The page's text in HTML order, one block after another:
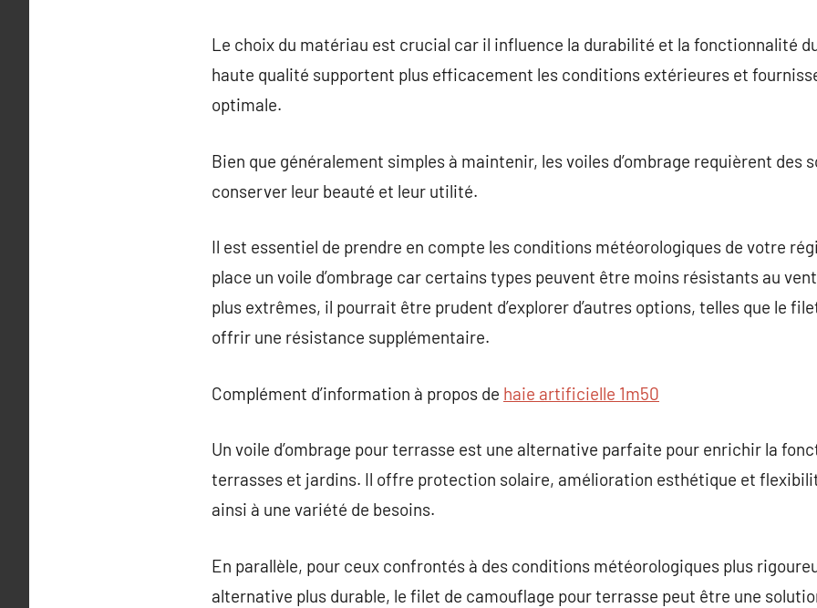
Le choix du matériau est crucial car il influence la durabilité et la fonctionnalité
haute qualité supportent plus efficacement les conditions extérieures et
optimale.
Bien que généralement simples à maintenir, les voiles d’ombrage requièrent des
conserver leur beauté et leur utilité.
Il est essentiel de prendre en compte les conditions météorologiques de votre
place un voile d’ombrage car certains types peuvent être moins résistants au
plus extrêmes, il pourrait être prudent d’explorer d’autres options, telles que le
offrir une résistance supplémentaire.
Complément d’information à propos de haie artificielle 1m50
Un voile d’ombrage pour terrasse est une alternative parfaite pour enrichir la
terrasses et jardins. Il offre protection solaire, amélioration esthétique et
ainsi à une variété de besoins.
En parallèle, pour ceux confrontés à des conditions météorologiques plus
alternative plus durable, le filet de camouflage pour terrasse peut être une